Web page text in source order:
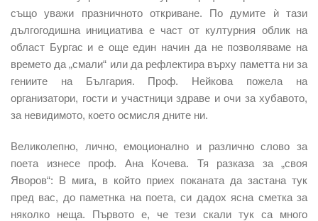
също уважи празничното откриване. По думите ѝ тази
дългогодишна инициатива е част от културния облик на
област Бургас и е още един начин да не позволяваме на
времето да „смали“ или да рефлектира върху паметта ни за
гениите на България. Проф. Нейкова пожела на
организатори, гости и участници здраве и очи за хубавото,
за невидимото, което осмисля дните ни.
Великолепно, лично, емоционално и различно слово за
поета изнесе проф. Ана Кочева. Тя разказа за „своя
Яворов“: В мига, в който приех поканата да застана тук
пред вас, до паметнка на поета, си дадох ясна сметка за
няколко неща. Първото е, че тези скали тук са много